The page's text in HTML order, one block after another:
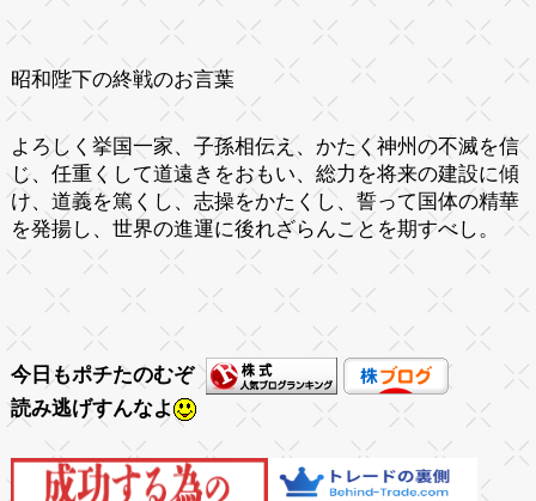
昭和陛下の終戦のお言葉
よろしく挙国一家、子孫相伝え、かたく神州の不滅を信
じ、任重くして道遠きをおもい、総力を将来の建設に傾
け、道義を篤くし、志操をかたくし、誓って国体の精華
を発揚し、世界の進運に後れざらんことを期すべし。
今日もポチたのむぞ
読み逃げすんなよ